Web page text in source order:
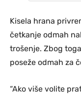
Kisela hrana
četkanje odmah
trošenje. Zbog
poseže odmah za
“Ako više volite